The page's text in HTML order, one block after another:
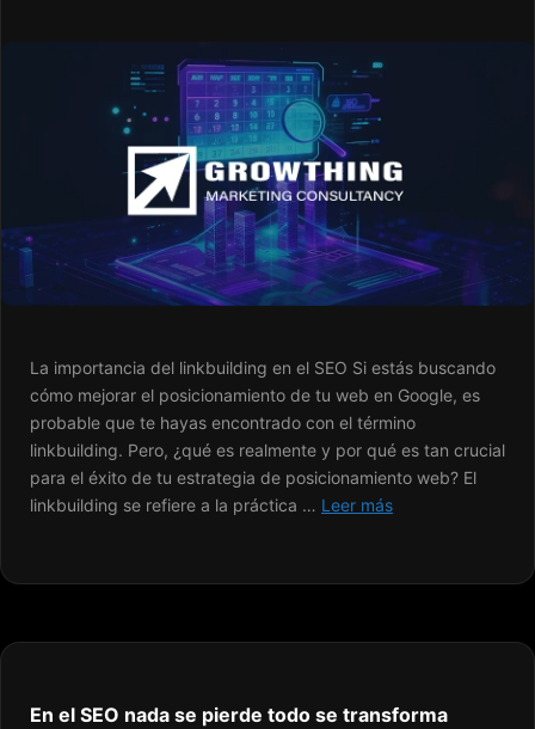
La importancia del linkbuilding en el SEO Si estás buscando
cómo mejorar el posicionamiento de tu web en Google, es
probable que te hayas encontrado con el término
linkbuilding. Pero, ¿qué es realmente y por qué es tan crucial
para el éxito de tu estrategia de posicionamiento web? El
linkbuilding se refiere a la práctica … Leer más
En el SEO nada se pierde todo se transforma